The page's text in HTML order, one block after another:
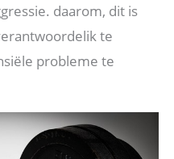
daarom, dit is
te
probleme te